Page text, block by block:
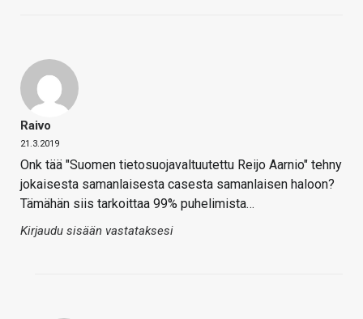
Raivo
21.3.2019
Onk tää "Suomen tietosuojavaltuutettu Reijo Aarnio" tehny
jokaisesta samanlaisesta casesta samanlaisen haloon?
Tämähän siis tarkoittaa 99% puhelimista…
Kirjaudu sisään vastataksesi